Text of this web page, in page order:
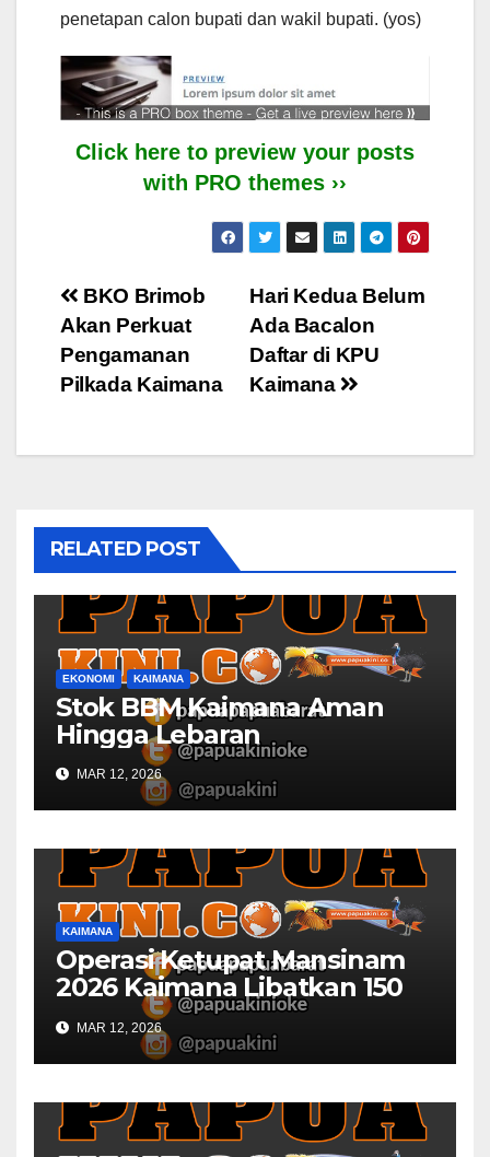
penetapan calon bupati dan wakil bupati. (yos)
Click here to preview your posts
with PRO themes ››
Post
navigation
Hari Kedua Belum
Ada Bacalon
Daftar di KPU
Kaimana
BKO Brimob
Akan Perkuat
Pengamanan
Pilkada Kaimana
RELATED POST
EKONOMI KAIMANA
Stok BBM Kaimana Aman
Hingga Lebaran
MAR 12, 2026
KAIMANA
Operasi Ketupat Mansinam
2026 Kaimana Libatkan 150
Personil Gabungan
MAR 12, 2026